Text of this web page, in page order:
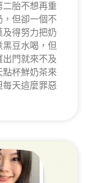
胎不想再重
但卻一個不
得努力把奶
豆水喝，但
出門就來不及
點杯鮮奶茶來
每天這麼罪惡